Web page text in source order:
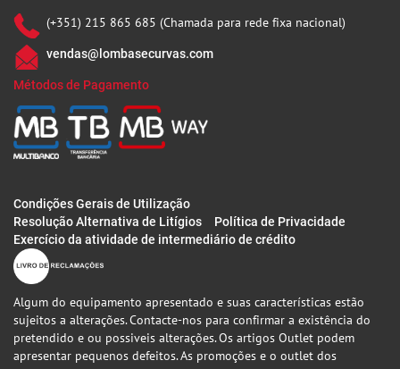
(+351) 215 865 685 (Chamada para rede fixa nacional)
vendas@lombasecurvas.com
Métodos de Pagamento
Condições Gerais de Utilização
Resolução Alternativa de Litígios
Política de Privacidade
Exercício da atividade de intermediário de crédito
Algum do equipamento apresentado e suas características estão
sujeitos a alterações. Contacte-nos para confirmar a existência do
pretendido e ou possiveis alterações. Os artigos Outlet podem
apresentar pequenos defeitos. As promoções e o outlet dos